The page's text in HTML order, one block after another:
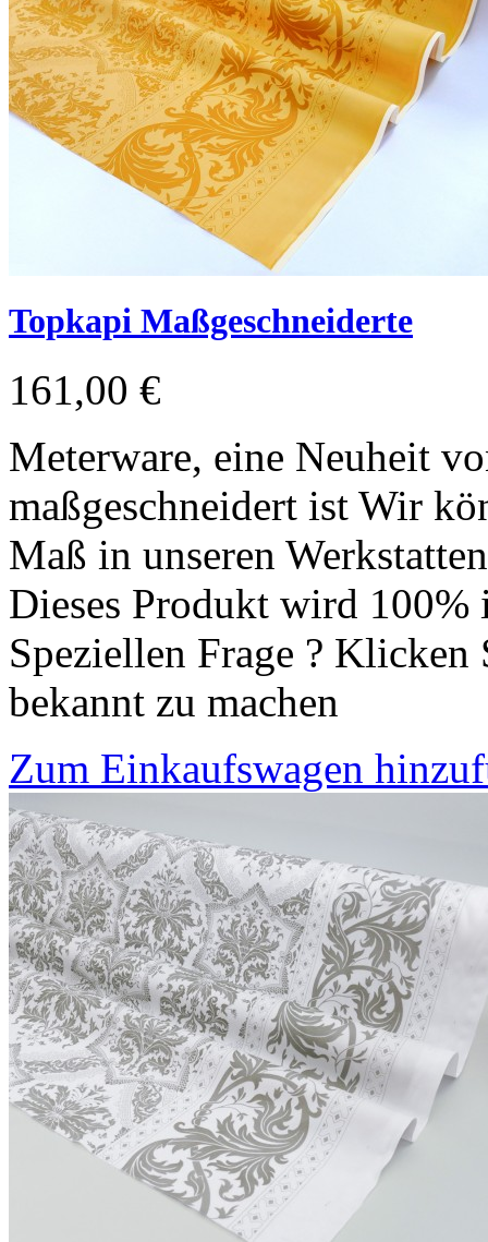
Topkapi Maßgeschneiderte
161,00 €
Meterware, eine Neuheit
maßgeschneidert ist Wir
Maß in unseren
Dieses Produkt wird
Speziellen Frage ?
bekannt zu machen
Zum Einkaufswagen